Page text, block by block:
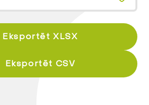
Eksportēt XLSX
Eksportēt CSV